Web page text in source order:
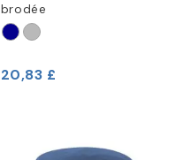
brodée
20,83 £